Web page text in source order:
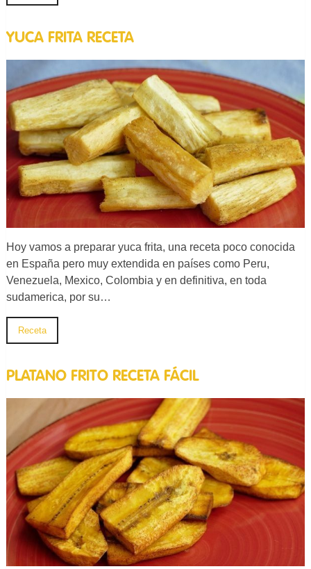
YUCA FRITA RECETA
Hoy vamos a preparar yuca frita, una receta poco conocida
en España pero muy extendida en países como Peru,
Venezuela, Mexico, Colombia y en definitiva, en toda
sudamerica, por su…
Receta
PLATANO FRITO RECETA FÁCIL